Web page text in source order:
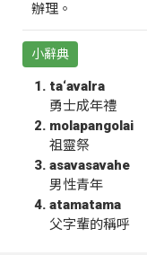
辦理。
小辭典
ta‘avalra
勇士成年禮
molapangolai
祖靈祭
asavasavahe
男性青年
atamatama
父字輩的稱呼